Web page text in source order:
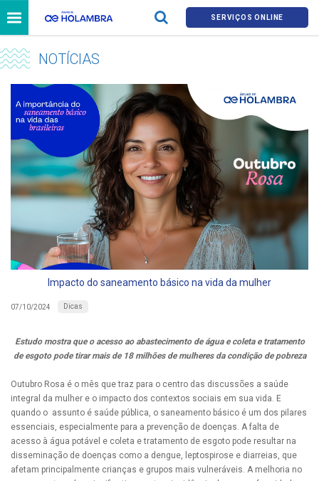
SERVIÇOS ONLINE
NOTÍCIAS
Impacto do saneamento básico na vida da mulher
07/10/2024 Dicas
Estudo mostra que o acesso ao abastecimento de água e coleta e tratamento
de esgoto pode tirar mais de 18 milhões de mulheres da condição de pobreza
Outubro Rosa é o mês que traz para o centro das discussões a saúde
integral da mulher e o impacto dos contextos sociais em sua vida. E
quando o assunto é saúde pública, o saneamento básico é um dos pilares
essenciais, especialmente para a prevenção de doenças. A falta de
acesso à água potável e coleta e tratamento de esgoto pode resultar na
disseminação de doenças como a dengue, leptospirose e diarreias, que
afetam principalmente crianças e grupos mais vulneráveis. A melhoria no